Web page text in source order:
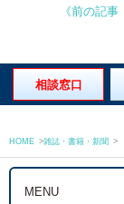
《前の記事
相談窓口
HOME >雑誌・書籍・新聞 >
MENU